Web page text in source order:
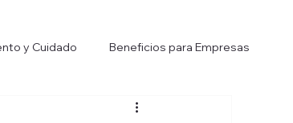
y Cuidado Beneficios para Empresas